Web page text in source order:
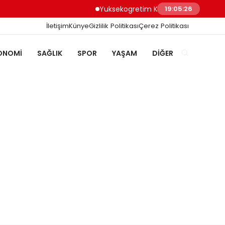
Yuksekogretim Kurumu Dijital
19:05:26
İletişimKünyeGizlilik PolitikasıÇerez Politikası
SAĞLIK SPOR YAŞAM DIĞER